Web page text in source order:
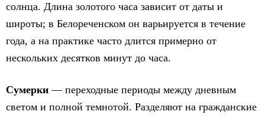
солнца. Длина золотого часа зависит от даты и
широты; в Белореченском он варьируется в течение
года, а на практике часто длится примерно от
нескольких десятков минут до часа.
Сумерки — переходные периоды между дневным
светом и полной темнотой. Разделяют на гражданские